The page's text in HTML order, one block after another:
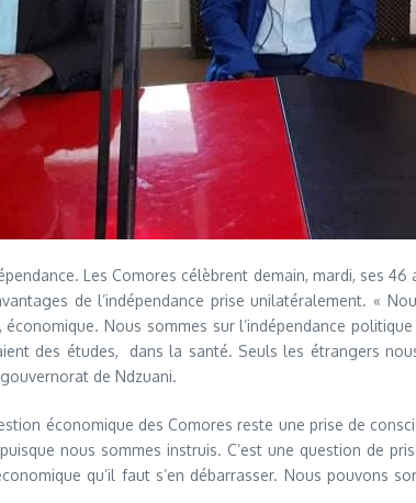
Les Comores célèbrent demain, mardi, ses
de l’indépendance prise unilatéralement. «
Nous sommes sur l’indépendance
des études, dans la santé. Seuls les étrangers
de Ndzuani.
économique des Comores reste une prise de
nous sommes instruis. C’est une question de
qu’il faut s’en débarrasser. Nous pouvons